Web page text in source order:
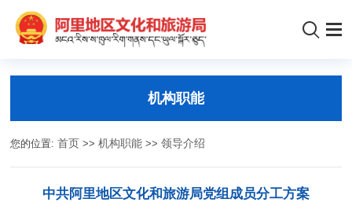
机构职能
您的位置:首页 >>机构职能 >>领导介绍
中共阿里地区文化和旅游局党组成员分工方案